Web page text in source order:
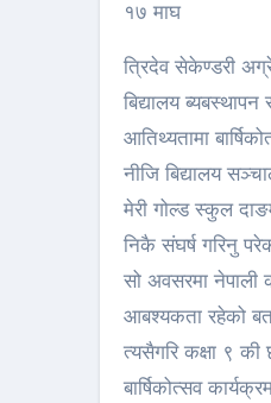
१७ माघ
त्रिदेव सेकेण्डरी
बिद्यालय
आतिथ्यतामा
नीजि बिद्यालय
मेरी गोल्ड स्कुल
निकै संघर्ष गरिनु
सो अवसरमा नेपाली
आबश्यकता रहेको
त्यसैगरि कक्षा ९ की
बार्षिकोत्सव